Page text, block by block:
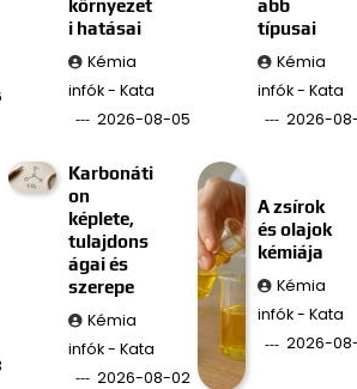
környezet
i hatásai
Kémia
infók - Kata
2026-08-05
abb
típusai
Kémia
infók - Kata
2026-
Karbonáti
on
képlete,
tulajdons
ágai és
szerepe
Kémia
infók - Kata
2026-08-02
A zsírok
és olajok
kémiája
Kémia
infók - Kata
2026-